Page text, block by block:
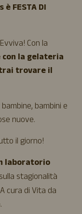
FESTA DI
Evviva! Con la
la gelateria
trovare il
bambini e
nuove.
il giorno!
laboratorio
stagionalità
cura di Vita da